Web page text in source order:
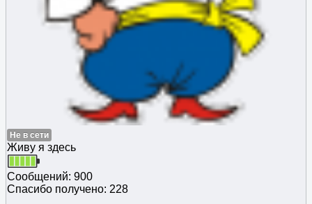
Не в сети
Живу я здесь
Сообщений: 900
Спасибо получено: 228